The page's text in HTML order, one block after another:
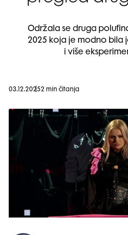
Održala se druga
2025 koja je modno bila
i više
03.12.20252 min čitanja